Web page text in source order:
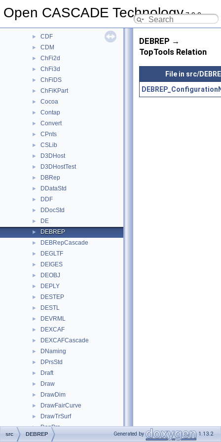
Open CASCADE Technology7.9.0
BSplSLib
► CDF
► CDM
► ChFi2d
► ChFi3d
► ChFiDS
► ChFiKPart
► Cocoa
► Contap
► Convert
► CPnts
► CSLib
► D3DHost
► D3DHostTest
► DBRep
► DDataStd
► DDF
► DDocStd
► DE
► DEBREP
► DEBRepCascade
► DEGLTF
► DEIGES
► DEOBJ
► DEPLY
► DESTEP
► DESTL
► DEVRML
► DEXCAF
► DEXCAFCascade
► DNaming
► DPrsStd
► Draft
► Draw
► DrawDim
► DrawFairCurve
► DrawTrSurf
► DsgPrs
► ElCLib
DEBREP →
TopTools Relation
File in src/
src DEBREP Generated by 1.13.2